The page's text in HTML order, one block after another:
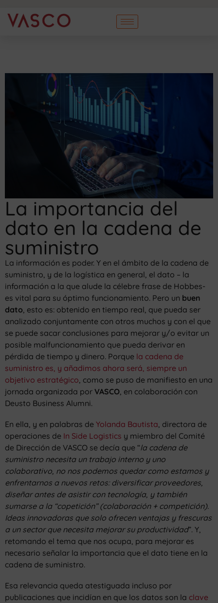
La importancia del
dato en la cadena de
suministro
La información es poder. Y en el ámbito de la cadena de
suministro, y de la logística en general, el dato – la
información a la que alude la célebre frase de Hobbes-
es vital para su óptimo funcionamiento. Pero un buen
dato , esto es: obtenido en tiempo real, que pueda ser
analizado conjuntamente con otros muchos y con el que
se puede sacar conclusiones para mejorar y/o evitar un
posible malfuncionamiento que pueda derivar en
pérdida de tiempo y dinero. Porque la cadena de
suministro es, y añadimos ahora será, siempre un
objetivo estratégico , como se puso de manifiesto en una
jornada organizada por VASCO , en colaboración con
Deusto Business Alumni.
En ella, y en palabras de Yolanda Bautista, directora de
operaciones de In Side Logistics y miembro del Comité
de Dirección de VASCO se decía que “la cadena de
suministro necesita un trabajo interno y uno
colaborativo, no nos podemos quedar como estamos y
enfrentarnos a nuevos retos: diversificar proveedores,
diseñar antes de asistir con tecnología, y también
sumarse a la “copetición” (colaboración + competición).
Ideas innovadoras que solo ofrecen ventajas y frescuras
a un sector que necesita mejorar su productividad”. Y,
retomando el tema que nos ocupa, para mejorar es
necesario señalar la importancia que el dato tiene en la
cadena de suministro.
Esa relevancia queda atestiguada incluso por
publicaciones que incidían en que los datos son la clave